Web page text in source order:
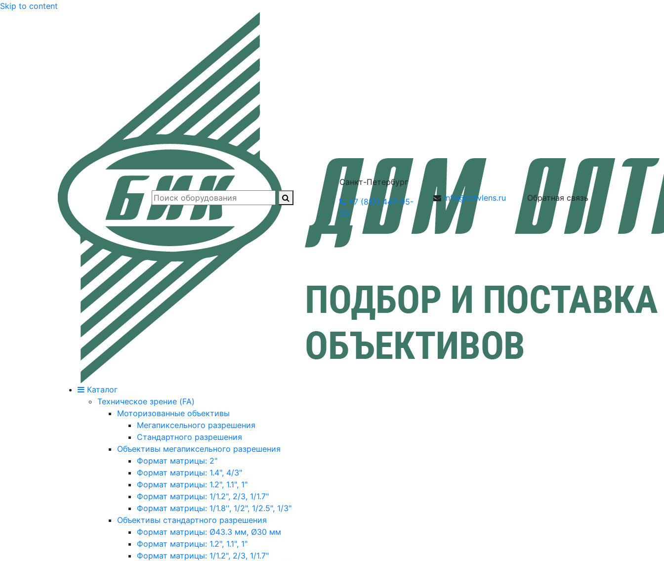
Skip to content
Санкт-Петербург
+7 (812) 447-95-
55
info@cctvlens.ru Обратная связь
Каталог
Техническое зрение (FA)
Моторизованные объективы
Мегапиксельного разрешения
Стандартного разрешения
Объективы мегапиксельного разрешения
Формат матрицы: 2"
Формат матрицы: 1.4", 4/3"
Формат матрицы: 1.2", 1.1", 1"
Формат матрицы: 1/1.2", 2/3, 1/1.7"
Формат матрицы: 1/1.8'', 1/2", 1/2.5", 1/3"
Объективы стандартного разрешения
Формат матрицы: Ø43.3 мм, Ø30 мм
Формат матрицы: 1.2", 1.1", 1"
Формат матрицы: 1/1.2", 2/3, 1/1.7"